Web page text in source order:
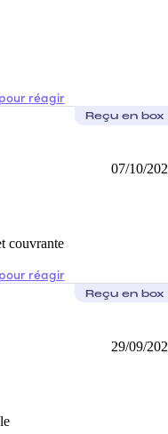
réagir
Reçu en box
07/10/
couvrante
réagir
Reçu en box
29/09/